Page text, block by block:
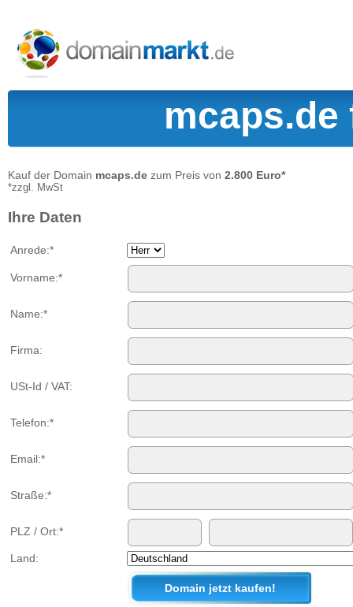
mcaps.de
Kauf der Domain mcaps.de zum Preis von 2.800 Euro*
*zzgl. MwSt
Ihre Daten
Anrede:*
Vorname:*
Name:*
Firma:
USt-Id / VAT:
Telefon:*
Email:*
Straße:*
PLZ / Ort:*
Land: